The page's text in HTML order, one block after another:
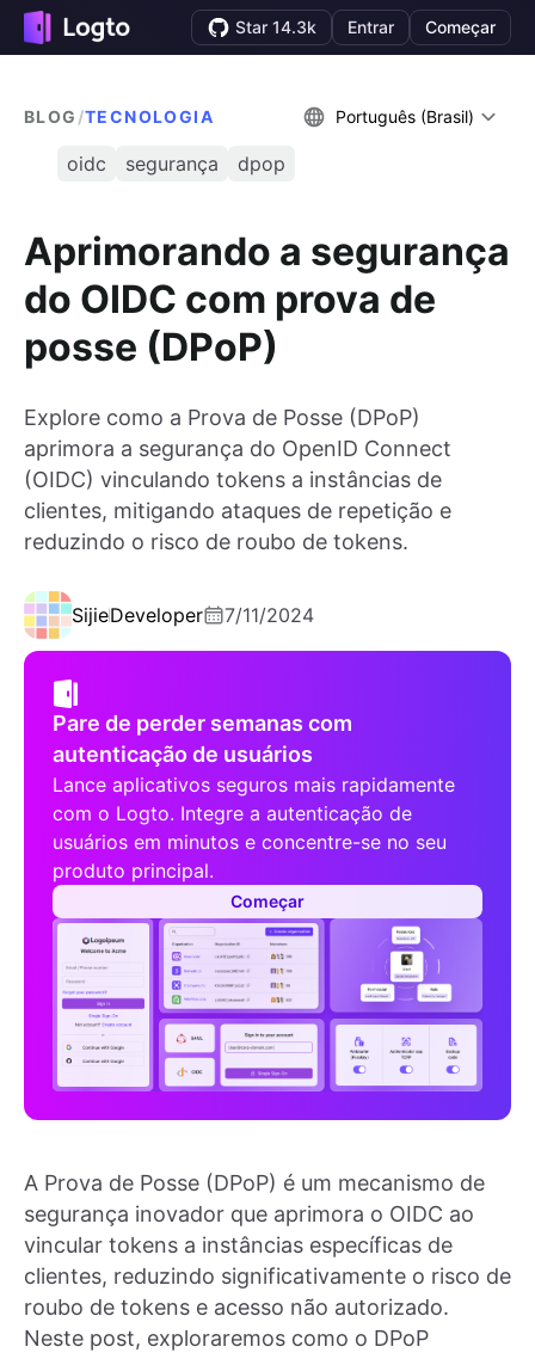
Star 14.3k Entrar Começar
BLOG /TECNOLOGIA Português (Brasil)
oidc segurança dpop
Aprimorando a segurança
do OIDC com prova de
posse (DPoP)
Explore como a Prova de Posse (DPoP)
aprimora a segurança do OpenID Connect
(OIDC) vinculando tokens a instâncias de
clientes, mitigando ataques de repetição e
reduzindo o risco de roubo de tokens.
SijieDeveloper 7/11/2024
Pare de perder semanas com
autenticação de usuários
Lance aplicativos seguros mais rapidamente
com o Logto. Integre a autenticação de
usuários em minutos e concentre-se no seu
produto principal.
Começar
A Prova de Posse (DPoP) é um mecanismo de
segurança inovador que aprimora o OIDC ao
vincular tokens a instâncias específicas de
clientes, reduzindo significativamente o risco de
roubo de tokens e acesso não autorizado.
Neste post, exploraremos como o DPoP